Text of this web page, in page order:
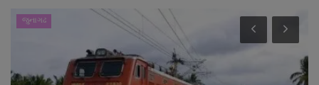
જુનાગઢ